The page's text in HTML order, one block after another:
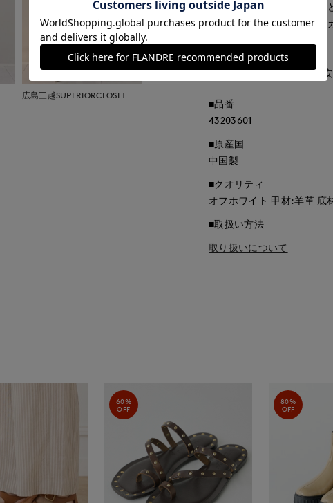
広島三越SUPERIORCLOSET
ソコン・スマートフォンな
ございます。現物と画像の
■サイズ表記はあくまで目安
■品番
43203601
■原産国
中国製
■クオリティ
オフホワイト 甲材:羊革 底
■取扱い方法
取り扱いについて
60%
OFF
80%
OFF